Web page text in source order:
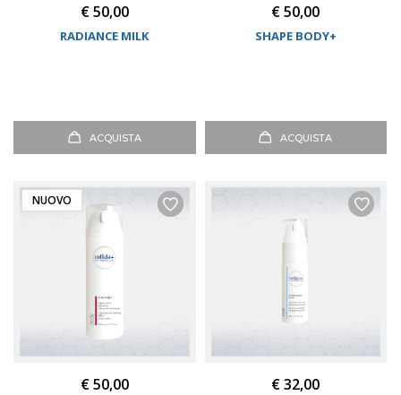
RADIANCE MILK
€ 50,00
ACQUISTA
SHAPE BODY+
€ 50,00
ACQUISTA
NUOVO
€ 50,00 € 32,00